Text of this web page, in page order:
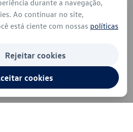
durante a navegação,
Ao continuar no site,
está ciente com nossas políticas
Rejeitar cookies
cookies